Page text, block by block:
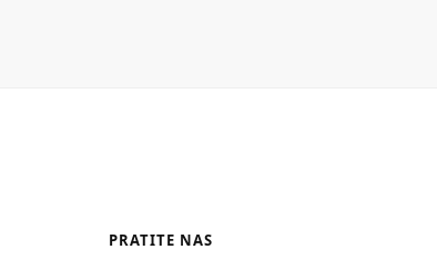
PRATITE NAS